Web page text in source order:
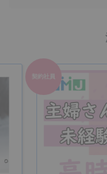
契約社員